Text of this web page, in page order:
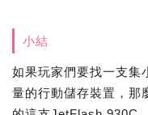
小結
如果玩家們要找一支集
量的行動儲存裝置，那